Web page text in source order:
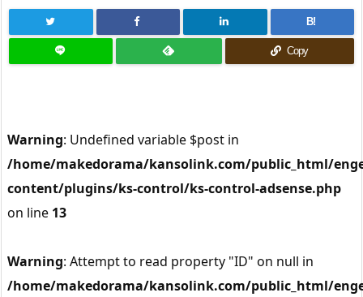
B!
Copy
Warning: Undefined variable $post in
/home/makedorama/kansolink.com/public_html/
content/plugins/ks-control/ks-control-adsense.php
on line 13
Warning: Attempt to read property "ID" on null in
/home/makedorama/kansolink.com/public_html/